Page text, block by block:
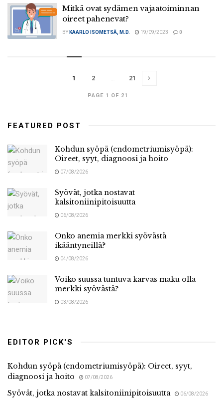
Mitkä ovat sydämen vajaatoiminnan
oireet pahenevat?
BY KAARLO ISOMETSÄ, M.D. 19/09/2023 0
PAGE 1 OF 21
1 2 21
FEATURED POST
Kohdun syöpä (endometriumisyöpä):
Oireet, syyt, diagnoosi ja hoito
07/08/2026
Syövät, jotka nostavat
kalsitoniinipitoisuutta
06/08/2026
Onko anemia merkki syövästä
ikääntyneillä?
04/08/2026
Voiko suussa tuntuva karvas maku olla
merkki syövästä?
03/08/2026
EDITOR PICK'S
Kohdun syöpä (endometriumisyöpä): Oireet, syyt,
diagnoosi ja hoito
07/08/2026
Syövät, jotka nostavat kalsitoniinipitoisuutta 06/08/2026